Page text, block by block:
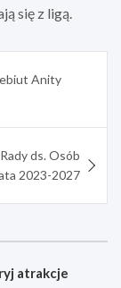
się z ligą.
Anity
ds. Osób
2023-2027
atrakcje